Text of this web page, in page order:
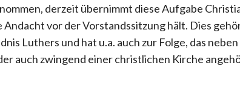
derzeit übernimmt diese Aufgabe
Andacht vor der Vorstandssitzung hält. Dies
Luthers und hat u.a. auch zur Folge, das
auch zwingend einer christlichen Kirche